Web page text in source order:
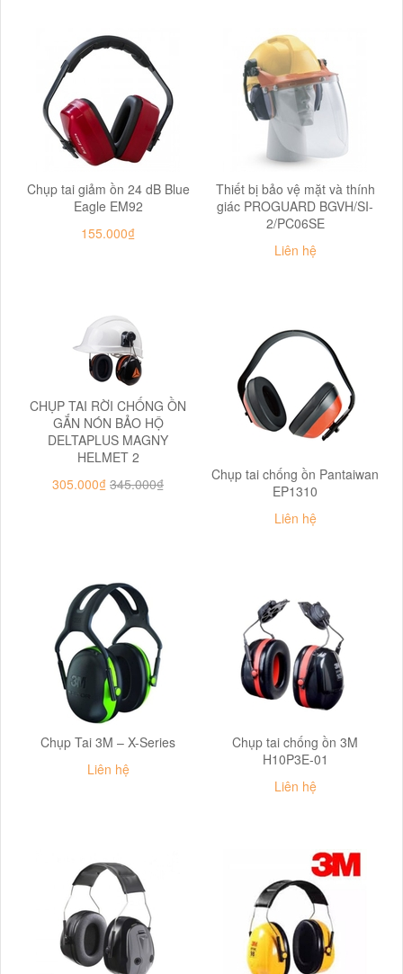
Chụp tai giảm ồn 24 dB Blue
Eagle EM92
155.000₫
Thiết bị bảo vệ mặt và thính
giác PROGUARD BGVH/SI-
2/PC06SE
Liên hệ
CHỤP TAI RỜI CHỐNG ỒN
GẮN NÓN BẢO HỘ
DELTAPLUS MAGNY
HELMET 2
305.000₫ 345.000₫
Chụp tai chống ồn Pantaiwan
EP1310
Liên hệ
Chụp Tai 3M – X-Series
Liên hệ
Chụp tai chống ồn 3M
H10P3E-01
Liên hệ